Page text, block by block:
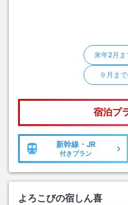
来年2月ま
９月ま
宿泊プ
新幹線・JR
付きプラン
よろこびの宿しん喜